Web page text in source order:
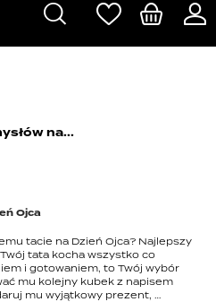
na...
Ojca
tacie na Dzień Ojca? Najlepszy
tata kocha wszystko co
i gotowaniem, to Twój wybór
mu kolejny kubek z napisem
mu wyjątkowy prezent, …